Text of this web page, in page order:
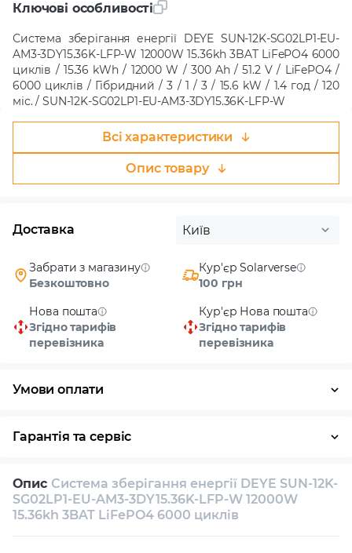
Ключові особливості
Система зберігання енергії DEYE SUN-12K-SG02LP1-EU-
AM3-3DY15.36K-LFP-W 12000W 15.36kh 3BAT LiFePO4 6000
циклів / 15.36 kWh / 12000 W / 300 Ah / 51.2 V / LiFePO4 /
6000 циклів / Гібридний / 3 / 1 / 3 / 15.6 kW / 1.4 год / 120
міс. / SUN-12K-SG02LP1-EU-AM3-3DY15.36K-LFP-W
Всі характеристики
Опис товару
Доставка Київ
Забрати з магазину
Безкоштовно
Кур'єр Solarverse
100 грн
Нова пошта
Згідно тарифів
перевізника
Кур'єр Нова пошта
Згідно тарифів
перевізника
Умови оплати
Гарантія та сервіс
Власний сервісний центр Технічна підтримка
Консультація
Опис Система зберігання енергії DEYE SUN-12K-
SG02LP1-EU-AM3-3DY15.36K-LFP-W 12000W
15.36kh 3BAT LiFePO4 6000 циклів